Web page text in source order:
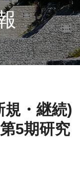
規・継続)
5期研究